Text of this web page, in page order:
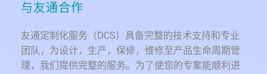
与友通合作
友通定制化服务（DCS）具备完整的技术支持和专业
团队，为设计，生产，保修，维修至产品生命周期管
理，我们提供完整的服务。为了使您的专案能顺利进